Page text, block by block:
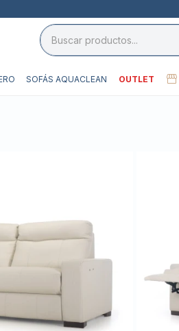
SOFÁS AQUACLEAN OUTLET